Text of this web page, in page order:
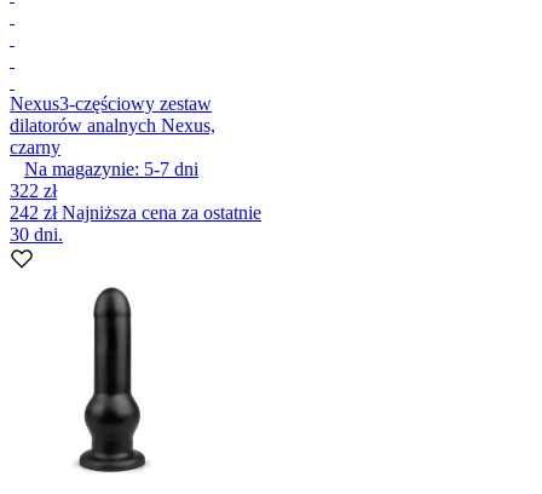
Nexus3-częściowy zestaw
dilatorów analnych Nexus,
czarny
Na magazynie: 5-7 dni
322 zł
242 złNajniższa cena za ostatnie
30 dni.